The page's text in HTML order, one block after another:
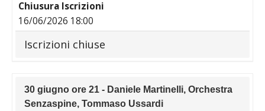
Chiusura Iscrizioni
16/06/2026 18:00
Iscrizioni chiuse
30 giugno ore 21 - Daniele Martinelli, Orchestra
Senzaspine, Tommaso Ussardi